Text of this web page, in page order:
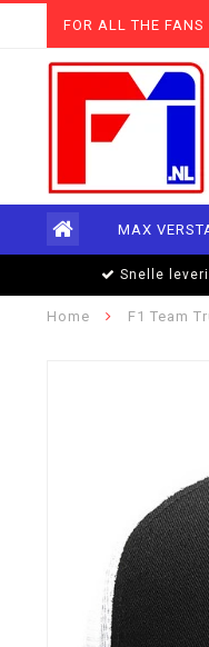
FOR ALL THE FANS
MAX
Snelle
Home F1 Team